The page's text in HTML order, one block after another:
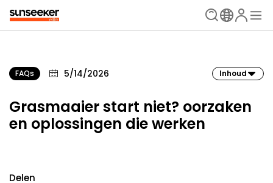
FAQs 5/14/2026 Inhoud
Grasmaaier start niet? oorzaken
en oplossingen die werken
Delen